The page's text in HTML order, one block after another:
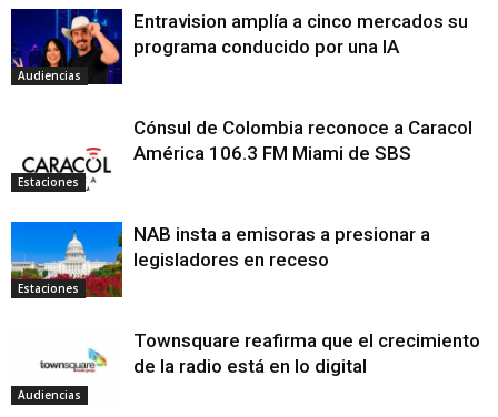
Audiencias
Entravision amplía a cinco mercados su
programa conducido por una IA
Estaciones
Cónsul de Colombia reconoce a Caracol
América 106.3 FM Miami de SBS
Estaciones
NAB insta a emisoras a presionar a
legisladores en receso
Audiencias
Townsquare reafirma que el crecimiento
de la radio está en lo digital